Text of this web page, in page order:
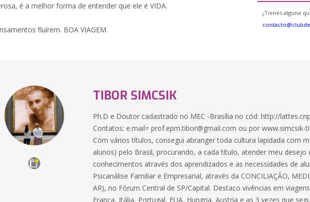
é a melhor forma de entender que ele é VIDA.
fluírem. BOA VIAGEM.
¿Tienes alguna
TIBOR SIMCSIK
Ph.D e Doutor cadastrado no MEC -Brasília no cód: http://
Contatos: e.mail=prof.epm.tibor@gmail.com ou por www.simcsik-
Com vários títulos, consegui abranger toda cultura lapidada com
alunos) pelo Brasil, procurando, a cada título, atender meu desejo
conhecimentos através dos aprendizados e as necessidades de
Psicanálise Familiar e Empresarial, através da CONCILIAÇÃO,
AR), no Fórum Central de SP/Capital. Destaco vivências em
França, Itália, Portugal, EUA, Hungria, Austria e as 3 vezes que